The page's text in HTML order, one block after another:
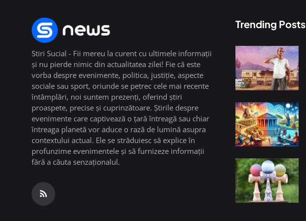
Stiri Sucial - Fii mereu la curent cu ultimele informații
și nu pierde nimic din actualitatea zilei! Fie că este
vorba despre evenimente, politica, justiție, aspecte
sociale sau sport, oriunde se petrec cele mai recente
întâmplări, noi suntem prezenți, oferind știri
proaspete, precise și cuprinzătoare. Știrile despre
evenimente care captivează o țară întreagă sau chiar
întreaga planetă vor aduce o rază de lumină asupra
contextului actual. Ele se străduiesc să explice în
profunzime evenimentele și să furnizeze informații
fără a căuta senzaționalul.
Trending Posts